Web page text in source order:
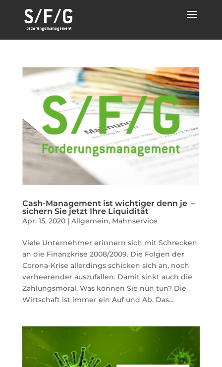
Cash-Management ist wichtiger denn je –
sichern Sie jetzt Ihre Liquidität
Apr. 15, 2020| Allgemein, Mahnservice
Viele Unternehmer erinnern sich mit Schrecken
an die Finanzkrise 2008/2009. Die Folgen der
Corona-Krise allerdings schicken sich an, noch
verheerender auszufallen. Damit sinkt auch die
Zahlungsmoral. Was können Sie nun tun? Die
Wirtschaft ist immer ein Auf und Ab. Das...